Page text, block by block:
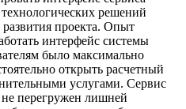
решений
проекта. Опыт
интерфейс системы
было максимально
открыть расчетный
услугами. Сервис
перегружен лишней